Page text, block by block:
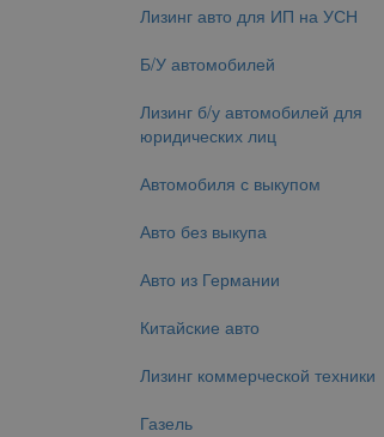
Лизинг авто для ИП на УСН
Б/У автомобилей
Лизинг б/у автомобилей для
юридических лиц
Автомобиля с выкупом
Авто без выкупа
Авто из Германии
Китайские авто
Лизинг коммерческой техники
Газель